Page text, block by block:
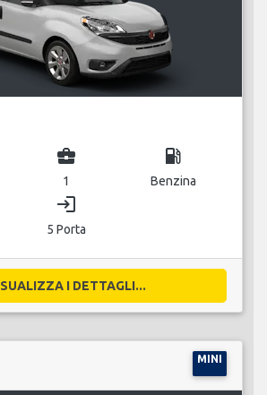
business_center
1
local_gas_station
Benzina
login
5 Porta
I DETTAGLI...
MINI